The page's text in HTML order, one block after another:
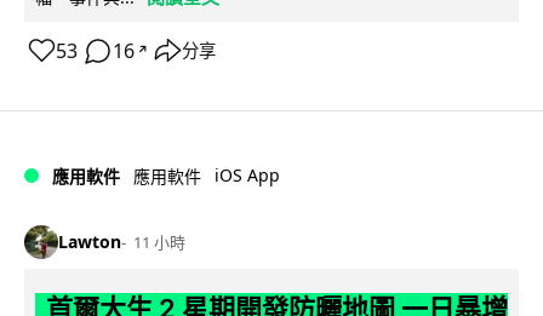
53 16 ↗ 分享
應用軟件 應用軟件 iOS App
Lawton 11 小時
首爾大生 2 星期開發防曬地圖 一日暴增